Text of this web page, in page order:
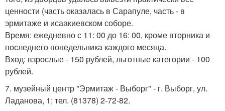
ценности (часть оказалась в Сарапуле, часть - в
эрмитаже и исаакиевском соборе.
Время: ежедневно с 11: 00 до 16: 00, кроме вторника и
последнего понедельника каждого месяца.
Вход: взрослые - 150 рублей, льготные категории - 100
рублей.
7. музейный центр "Эрмитаж - Выборг" - г. Выборг, ул.
Ладанова, 1; тел. (81378) 2-72-82.